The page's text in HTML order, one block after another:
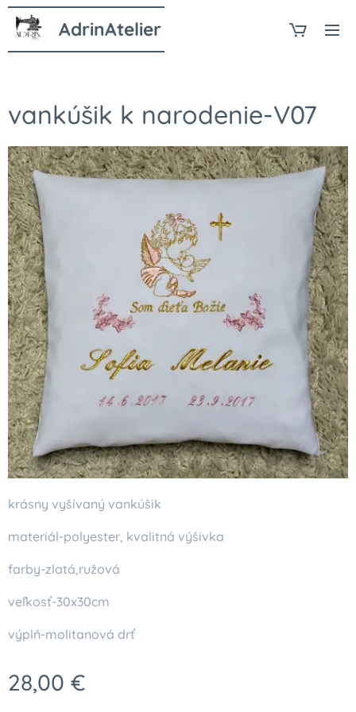
AdrinAtelier
vankúšik k narodenie-V07
krásny vyšívaný vankúšik
materiál-polyester, kvalitná výšivka
farby-zlatá,ružová
veľkosť-30x30cm
výplň-molitanová drť
28,00 €